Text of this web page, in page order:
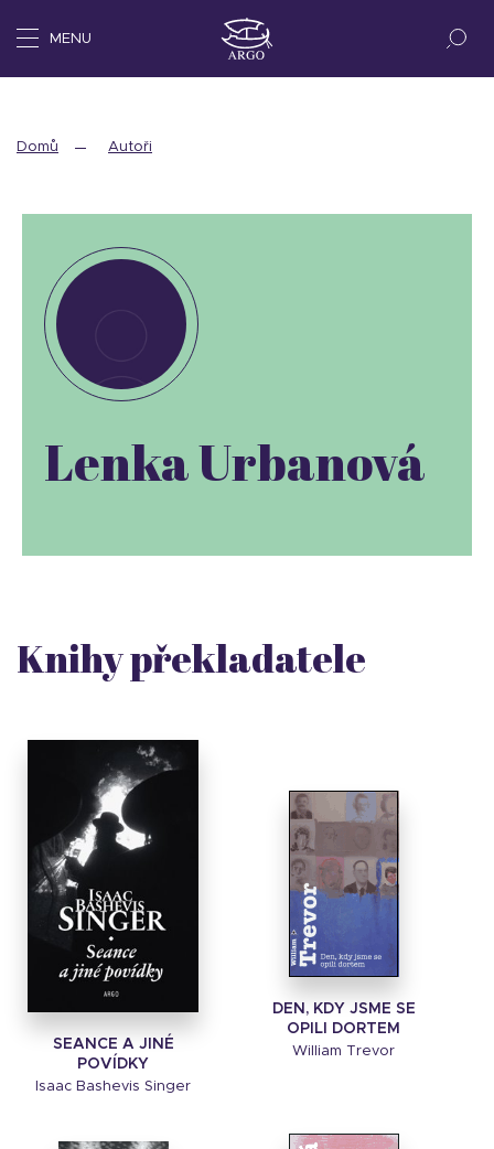
MENU
Domů Autoři
Lenka Urbanová
Knihy překladatele
SEANCE A JINÉ
POVÍDKY
Isaac Bashevis Singer
DEN, KDY JSME SE
OPILI DORTEM
William Trevor